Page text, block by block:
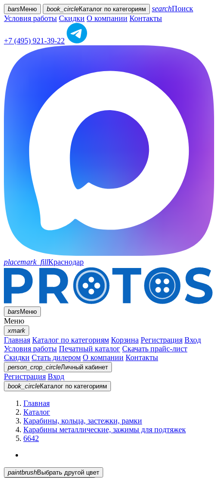
bars Меню book_circleКаталог по категориям searchПоиск
Условия работы Скидки О компании Контакты
+7 (495) 921-39-22
placemark_fillКраснодар
barsМеню
Меню
xmark
Главная Каталог по категориям Корзина Регистрация Вход
Условия работы Печатный каталог Скачать прайс-лист
Скидки Стать дилером О компании Контакты
person_crop_circleЛичный кабинет
Регистрация Вход
book_circleКаталог по категориям
Главная
Каталог
Карабины, кольца, застежки, рамки
Карабины металлические, зажимы для подтяжек
6642
paintbrush
Выбрать другой цвет